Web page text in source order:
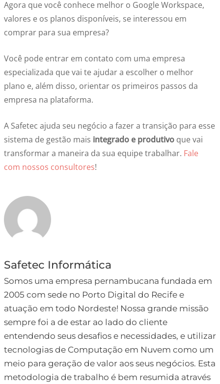
Agora que você conhece melhor o Google Workspace,
valores e os planos disponíveis, se interessou em
comprar para sua empresa?
Você pode entrar em contato com uma empresa
especializada que vai te ajudar a escolher o melhor
plano e, além disso, orientar os primeiros passos da
empresa na plataforma.
A Safetec ajuda seu negócio a fazer a transição para esse
sistema de gestão mais integrado e produtivo que vai
transformar a maneira da sua equipe trabalhar. Fale
com nossos consultores!
Safetec Informática
Somos uma empresa pernambucana fundada em
2005 com sede no Porto Digital do Recife e
atuação em todo Nordeste! Nossa grande missão
sempre foi a de estar ao lado do cliente
entendendo seus desafios e necessidades, e utilizar
tecnologias de Computação em Nuvem como um
meio para geração de valor aos seus negócios. Esta
metodologia de trabalho é bem resumida através